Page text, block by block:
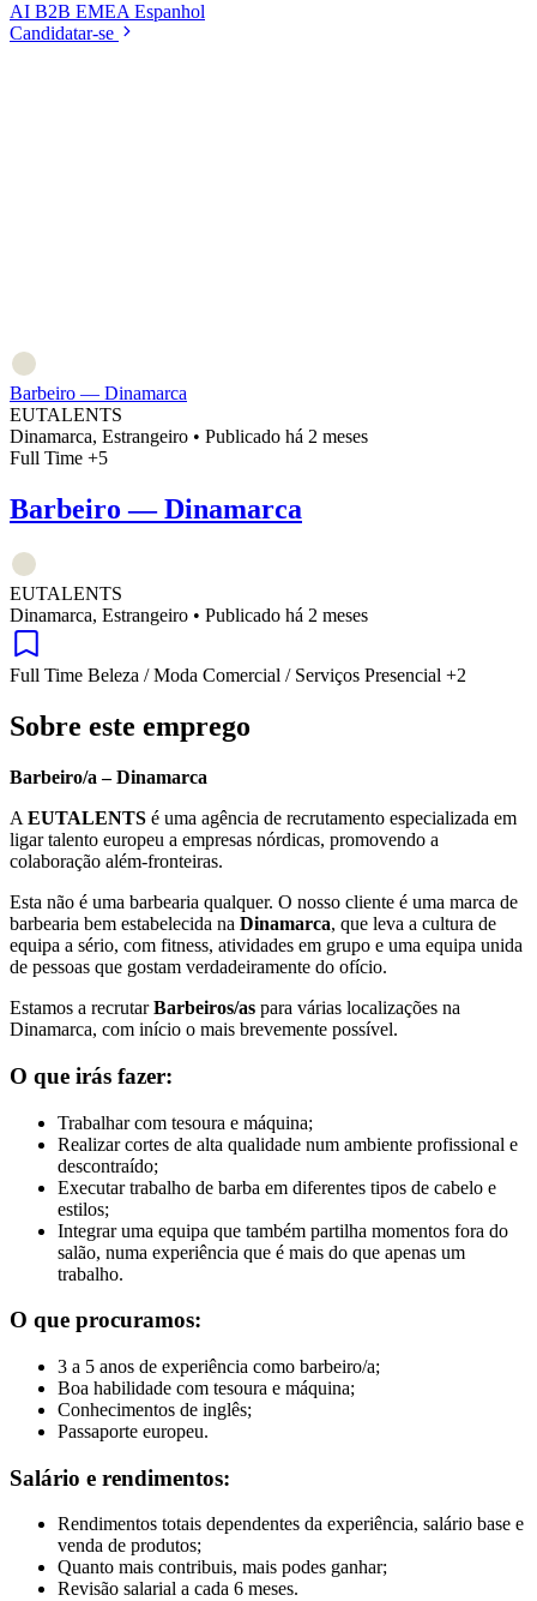
AI B2B EMEAEspanhol
Candidatar-se
Barbeiro — Dinamarca
EUTALENTS
Dinamarca, Estrangeiro • Publicado há 2 meses
Full Time +5
Barbeiro — Dinamarca
EUTALENTS
Dinamarca, Estrangeiro • Publicado há 2 meses
Full Time Beleza / Moda Comercial / Serviços Presencial +2
Sobre este emprego
Barbeiro/a – Dinamarca
A EUTALENTS é uma agência de recrutamento especializada em
ligar talento europeu a empresas nórdicas, promovendo a
colaboração além-fronteiras.
Esta não é uma barbearia qualquer. O nosso cliente é uma marca de
barbearia bem estabelecida na Dinamarca, que leva a cultura de
equipa a sério, com fitness, atividades em grupo e uma equipa unida
de pessoas que gostam verdadeiramente do ofício.
Estamos a recrutarBarbeiros/as para várias localizações na
Dinamarca, com início o mais brevemente possível.
O que irás fazer:
Trabalhar com tesoura e máquina;
Realizar cortes de alta qualidade num ambiente profissional e
descontraído;
Executar trabalho de barba em diferentes tipos de cabelo e
estilos;
Integrar uma equipa que também partilha momentos fora do
salão, numa experiência que é mais do que apenas um
trabalho.
O que procuramos:
3 a 5 anos de experiência como barbeiro/a;
Boa habilidade com tesoura e máquina;
Conhecimentos de inglês;
Passaporte europeu.
Salário e rendimentos:
Rendimentos totais dependentes da experiência, salário base e
venda de produtos;
Quanto mais contribuis, mais podes ganhar;
Revisão salarial a cada 6 meses.